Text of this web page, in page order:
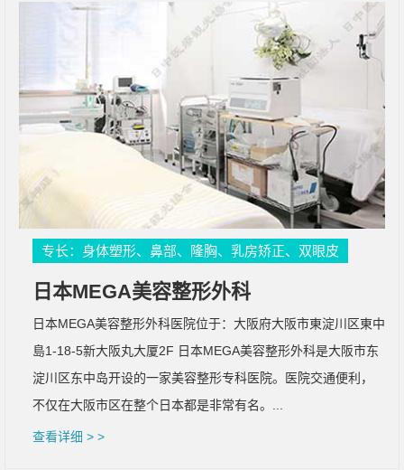
专长：身体塑形、鼻部、隆胸、乳房矫正、双眼皮
日本MEGA美容整形外科
日本MEGA美容整形外科医院位于：大阪府大阪市東淀川区東中
島1-18-5新大阪丸大厦2F 日本MEGA美容整形外科是大阪市东
淀川区东中岛开设的一家美容整形专科医院。医院交通便利，
不仅在大阪市区在整个日本都是非常有名。...
查看详细 > >